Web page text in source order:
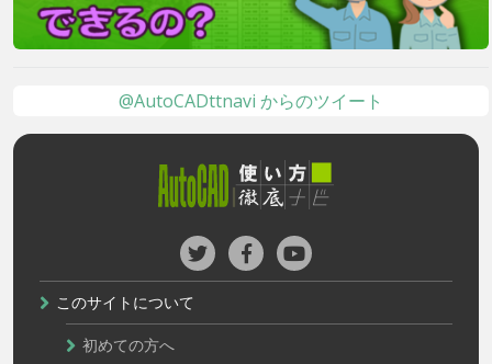
@AutoCADttnavi からのツイート
このサイトについて
初めての方へ